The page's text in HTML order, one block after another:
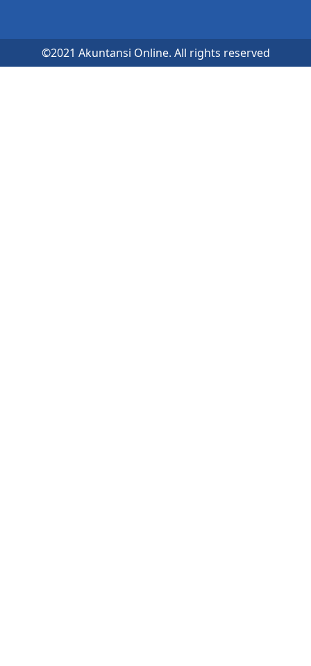
©2021 Akuntansi Online. All rights reserved